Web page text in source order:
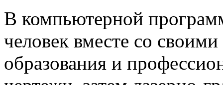
В компьютерной
человек вместе со
образования и